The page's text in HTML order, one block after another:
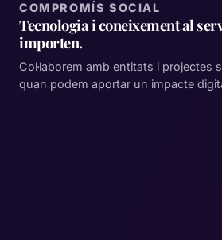
COMPROMÍS SOCIAL
Tecnologia i coneixement al
importen.
Col·laborem amb entitats i projectes
quan podem aportar un impacte